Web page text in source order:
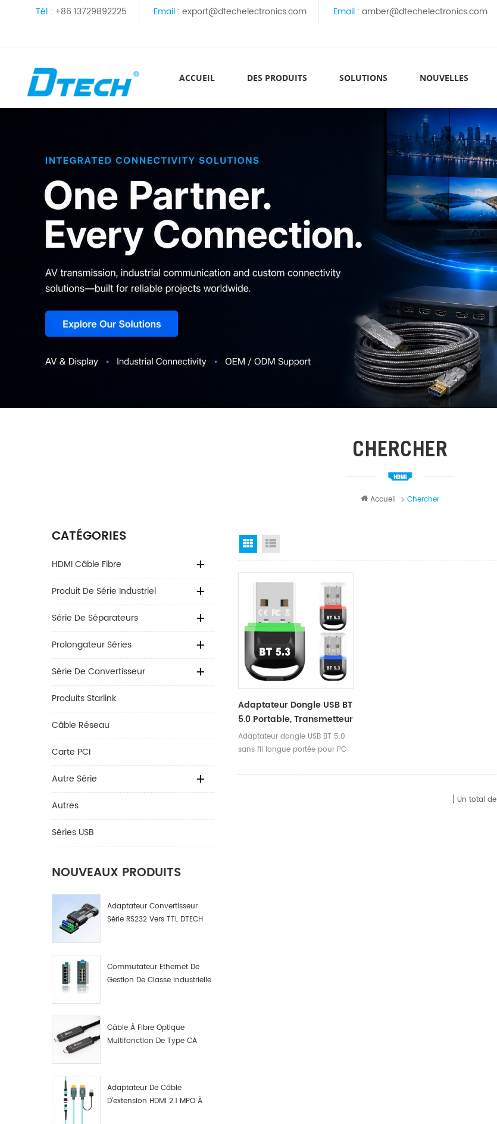
Tél : +86 13729892225 Email : export@dtechelectronics.com Email : amber@dtechelectronics.com
ACCUEIL DES PRODUITS SOLUTIONS NOUVELLES
CHERCHER
Accueil Chercher
CATÉGORIES
HDMI Câble Fibre
Produit De Série Industriel
Série De Séparateurs
Prolongateur Séries
Série De Convertisseur
Produits Starlink
Câble Réseau
Carte PCI
Autre Série
Autres
Séries USB
NOUVEAUX PRODUITS
Adaptateur Convertisseur
Série RS232 Vers TTL DTECH
Commutateur Ethernet De
Gestion De Classe Industrielle
Câble À Fibre Optique
Multifonction De Type CA
Adaptateur De Câble
D'extension HDMI 2.1 MPO À
Grid View
Adaptateur Dongle USB BT
5.0 Portable, Transmetteur
Sans Fil PS5 Pour PC
Adaptateur dongle USB BT 5.0
sans fil longue portée pour PC
Un total de